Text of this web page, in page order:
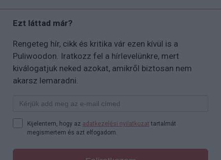
Ezt láttad már?
Rengeteg hír, cikk és kritika vár ezen kívül is a
Puliwoodon. Iratkozz fel a hírlevelünkre, mert
kiválogatjuk neked azokat, amikről biztosan nem
akarsz lemaradni.
Kijelentem, hogy az adatkezelési nyilatkozat tartalmát
megismertem és azt elfogadom.